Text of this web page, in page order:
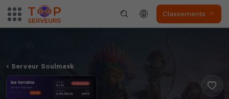
Classements
Serveur Soulmask